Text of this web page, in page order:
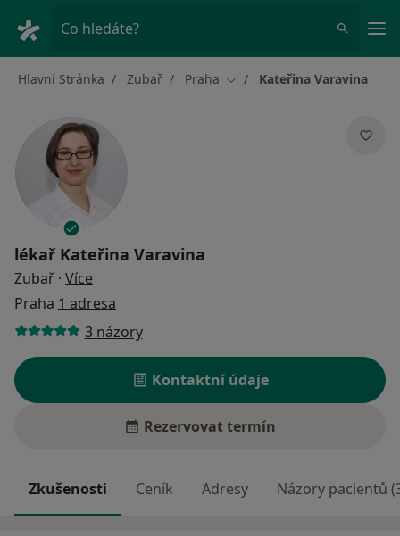
Co hledáte?
Hlavní Stránka Zubař Praha Změna města
Kateřina Varavina
lékař Kateřina Varavina
Zubař · Více
Praha 1 adresa
3 názory
Kontaktní údaje
Rezervovat termín
Zkušenosti Ceník Adresy Názory pacientů